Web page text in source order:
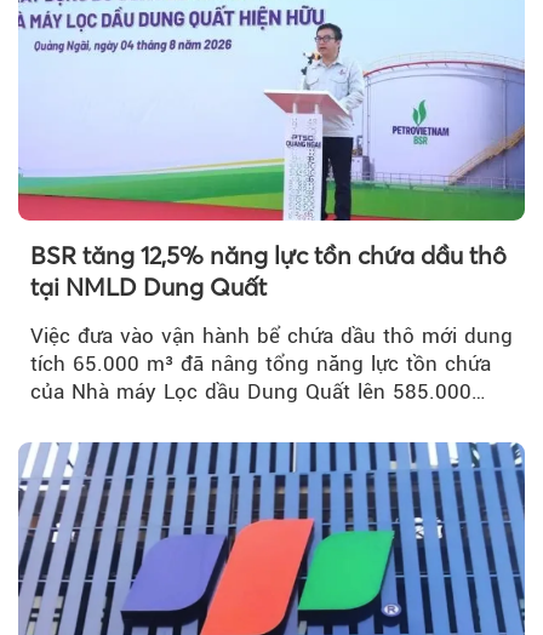
BSR tăng 12,5% năng lực tồn chứa dầu thô
tại NMLD Dung Quất
Việc đưa vào vận hành bể chứa dầu thô mới dung
tích 65.000 m³ đã nâng tổng năng lực tồn chứa
của Nhà máy Lọc dầu Dung Quất lên 585.000